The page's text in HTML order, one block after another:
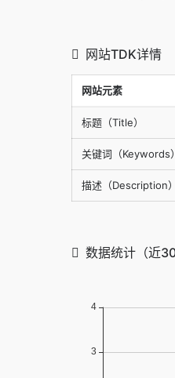
网站TDK详情
网站元素
标题（Title）
关键词（Keywords）
描述（Description）
数据统计（近30